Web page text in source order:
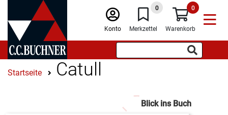
Konto
0
Merkzettel
0
Warenkorb
Startseite Catull
Blick ins Buch